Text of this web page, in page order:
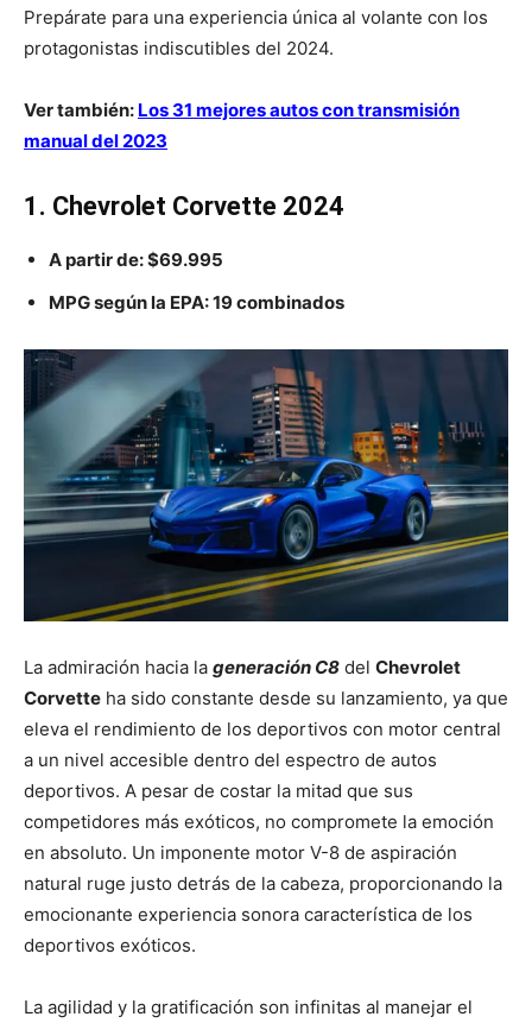
Prepárate para una experiencia única al volante con los
protagonistas indiscutibles del 2024.
Ver también: Los 31 mejores autos con transmisión
manual del 2023
1. Chevrolet Corvette 2024
A partir de:$69.995
MPG según la EPA:19combinados
La admiración hacia la generación C8 del Chevrolet
Corvette ha sido constante desde su lanzamiento, ya que
eleva el rendimiento de los deportivos con motor central
a un nivel accesible dentro del espectro de autos
deportivos. A pesar de costar la mitad que sus
competidores más exóticos, no compromete la emoción
en absoluto. Un imponente motor V-8 de aspiración
natural ruge justo detrás de la cabeza, proporcionando la
emocionante experiencia sonora característica de los
deportivos exóticos.
La agilidad y la gratificación son infinitas al manejar el